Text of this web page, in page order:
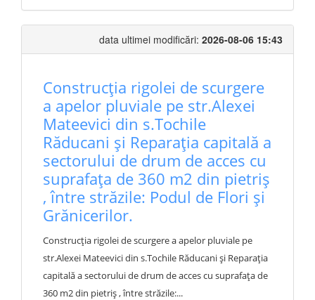
data ultimei modificări: 2026-08-06 15:43
Construcția rigolei de scurgere
a apelor pluviale pe str.Alexei
Mateevici din s.Tochile
Răducani și Reparația capitală a
sectorului de drum de acces cu
suprafața de 360 m2 din pietriș
, între străzile: Podul de Flori și
Grănicerilor.
Construcția rigolei de scurgere a apelor pluviale pe
str.Alexei Mateevici din s.Tochile Răducani și Reparația
capitală a sectorului de drum de acces cu suprafața de
360 m2 din pietriș , între străzile:...